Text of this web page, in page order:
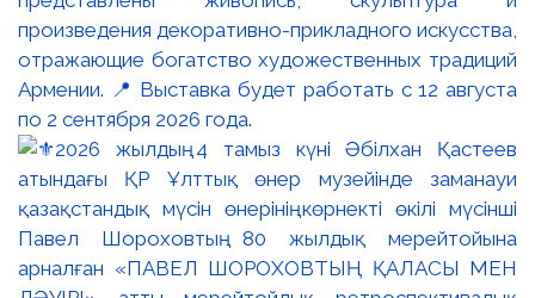
произведения декоративно-прикладного искусства,
отражающие богатство художественных традиций
Армении. 📍 Выставка будет работать с 12 августа
по 2 сентября 2026 года.